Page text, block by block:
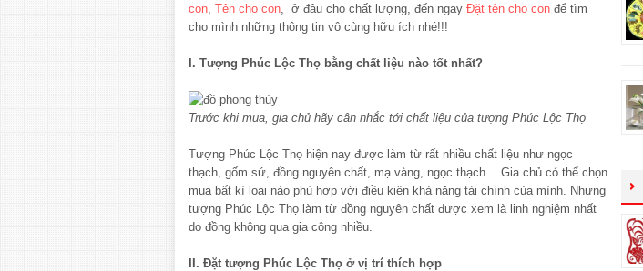
con Tên cho con , ở đâu cho chất lượng, đến ngay Đặt tên cho con để tìm
cho mình những thông tin vô cùng hữu ích nhé!!!
I. Tượng Phúc Lộc Thọ bằng chất liệu nào tốt nhất?
Trước khi mua, gia chủ hãy cân nhắc tới chất liệu của tượng Phúc Lộc Thọ
Tượng Phúc Lộc Thọ hiện nay được làm từ rất nhiều chất liệu như ngọc
thạch, gốm sứ, đồng nguyên chất, mạ vàng, ngọc thạch… Gia chủ có thể chọn
mua bất kì loại nào phù hợp với điều kiện khả năng tài chính của mình. Nhưng
tượng Phúc Lộc Thọ làm từ đồng nguyên chất được xem là linh nghiệm nhất
do đồng không qua gia công nhiều.
II. Đặt tượng Phúc Lộc Thọ ở vị trí thích hợp